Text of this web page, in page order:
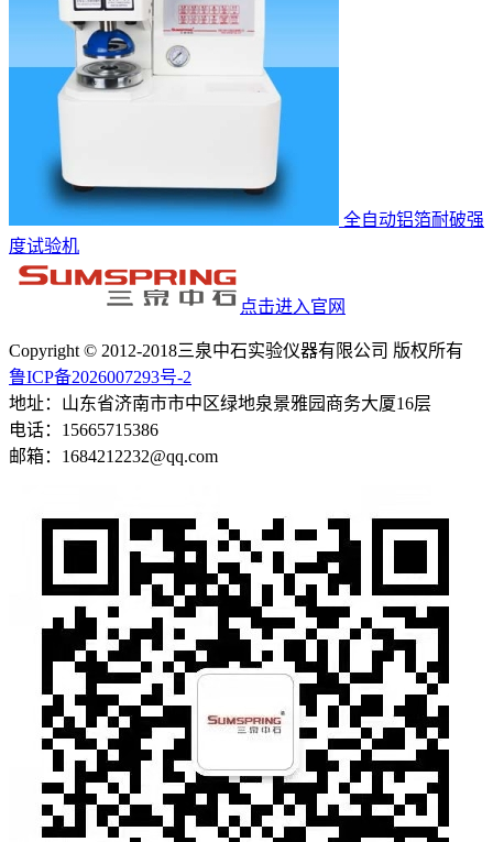
全自动铝箔耐破强
度试验机
点击进入官网
Copyright © 2012-2018三泉中石实验仪器有限公司 版权所有
鲁ICP备2026007293号-2
地址：山东省济南市市中区绿地泉景雅园商务大厦16层
电话：15665715386
邮箱：1684212232@qq.com